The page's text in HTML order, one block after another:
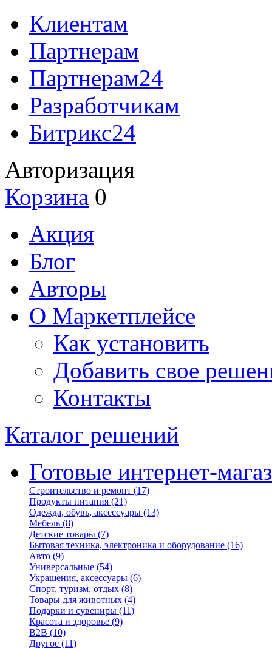
Клиентам
Партнерам
Партнерам24
Разработчикам
Битрикс24
Авторизация
Корзина 0
Акция
Блог
Авторы
О Маркетплейсе
Как установить
Добавить свое
Контакты
Каталог решений
Готовые интернет-
Строительство и ремонт (17)
Продукты питания (21)
Одежда, обувь, аксессуары (13)
Мебель (8)
Детские товары (7)
Бытовая техника, электроника и оборудование (16)
Авто (9)
Универсальные (54)
Украшения, аксессуары (6)
Спорт, туризм, отдых (8)
Товары для животных (4)
Подарки и сувениры (11)
Красота и здоровье (9)
B2B (10)
Другое (11)